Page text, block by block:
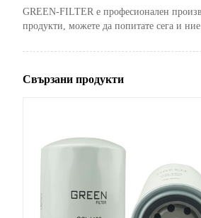
GREEN-FILTER е професионален
продукти, можете да попитате сега и
Свързани продукти